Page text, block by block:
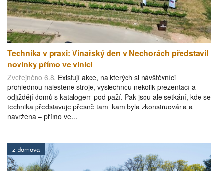
Technika v praxi: Vinařský den v Nechorách představil
novinky přímo ve vinici
Zveřejněno 6.8. Existují akce, na kterých si návštěvníci
prohlédnou naleštěné stroje, vyslechnou několik prezentací a
odjíždějí domů s katalogem pod paží. Pak jsou ale setkání, kde se
technika představuje přesně tam, kam byla zkonstruována a
navržena – přímo ve…
z domova